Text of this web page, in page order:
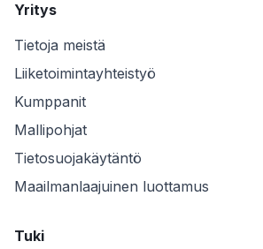
Yritys
Tietoja meistä
Liiketoimintayhteistyö
Kumppanit
Mallipohjat
Tietosuojakäytäntö
Maailmanlaajuinen luottamus
Tuki